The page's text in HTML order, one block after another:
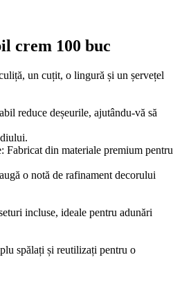
crem 100 buc
un cuțit, o lingură și un șervețel
reduce deșeurile, ajutându-vă să
Fabricat din materiale premium pentru
o notă de rafinament decorului
incluse, ideale pentru adunări
spălați și reutilizați pentru o